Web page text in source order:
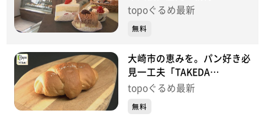
エル」（大崎市田尻沼部新富
topoぐるめ最新
無料
大崎市の恵みを。パン好き必
見一工夫「TAKEDA
BAKERY」（大崎市古川長岡
め】
topoぐるめ最新
無料